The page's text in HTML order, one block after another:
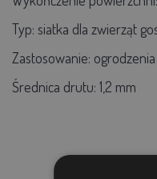
Typ: siatka dla zwierząt
Zastosowanie: ogrodzenia
Średnica drutu: 1,2 mm